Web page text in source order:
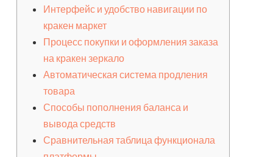
Интерфейс и удобство навигации по
кракен маркет
Процесс покупки и оформления заказа
на кракен зеркало
Автоматическая система продления
товара
Способы пополнения баланса и
вывода средств
Сравнительная таблица функционала